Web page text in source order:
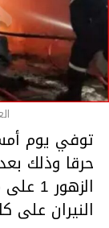
حرقا وذلك
النيران على